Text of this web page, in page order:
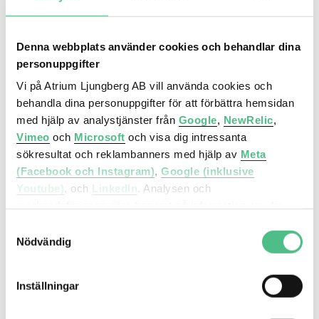
Denna webbplats använder cookies och behandlar dina
personuppgifter
Vi på Atrium Ljungberg AB vill använda cookies och
behandla dina personuppgifter för att förbättra hemsidan
med hjälp av analystjänster från Google, NewRelic,
Vimeo och Microsoft och visa dig intressanta
sökresultat och reklambanners med hjälp av Meta
(Facebook och Instagram), Google (inklusive
Youtube), och LinkedIn. Analysen och
annan information om hur du använder hemsidan och
information som dessa tjänster har om dig sedan tidigare.
Det är helt frivilligt att lämna ditt samtycke nedan och du
Nödvändig
Inställningar
Stigbergsgaraget.
Fler lokaler
Liknande lokaler du kanske gillar
Katarinavägen 15 | 1222 Kvm
Kontor